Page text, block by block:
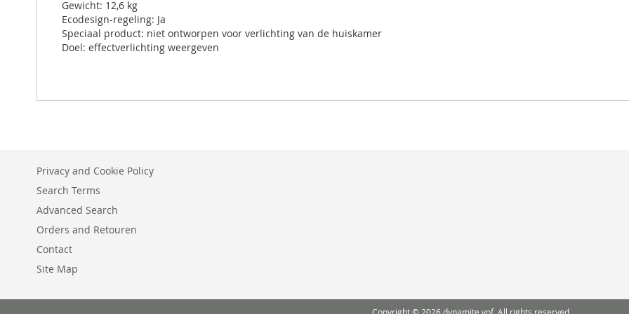
Gewicht: 12,6 kg
Ecodesign-regeling: Ja
Speciaal product: niet ontworpen voor verlichting van de huiskamer
Doel: effectverlichting weergeven
Privacy and Cookie Policy
Search Terms
Advanced Search
Orders and Retouren
Contact
Site Map